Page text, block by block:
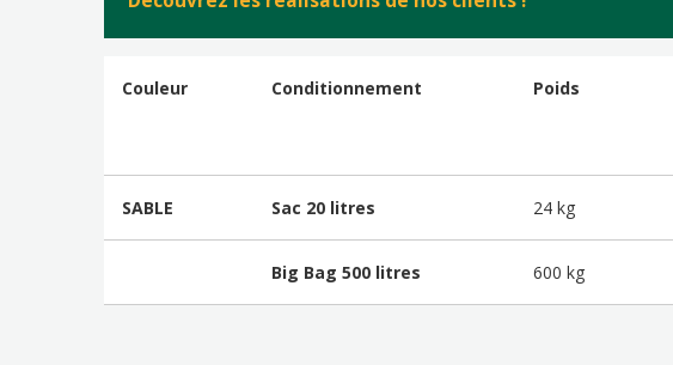
Couleur Conditionnement Poids
SABLE Sac 20 litres 24 kg
Big Bag 500 litres 600 kg